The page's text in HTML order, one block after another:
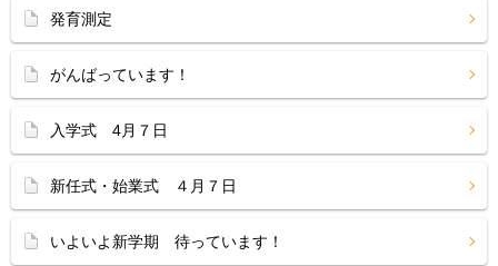
発育測定
がんばっています！
入学式 4月７日
新任式・始業式 ４月７日
いよいよ新学期 待っています！